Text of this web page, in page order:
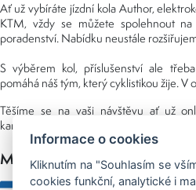
Ať už vybíráte jízdní kola Author,
KTM, vždy se můžete spolehnout
poradenství. Nabídku neustále
S výběrem kol, příslušenství ale
pomáhá náš tým, který cyklistikou žije.
Těšíme se na vaši návštěvu ať už
kamenné prodejně, kterou najdete v NS
Možnosti platby
Informace o cookies
Kliknutím na "Souhlasím se
cookies funkční, analytické i